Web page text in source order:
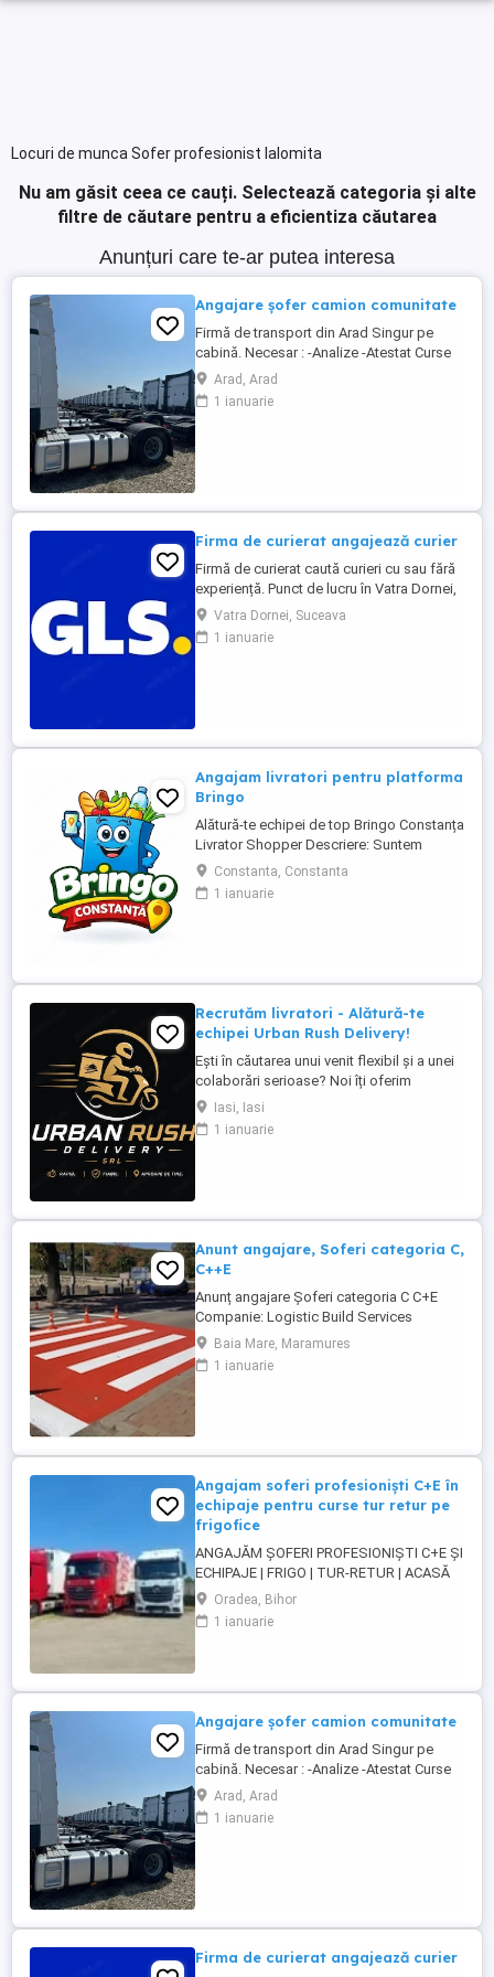
Locuri de munca Sofer profesionist Ialomita
Nu am găsit ceea ce cauți. Selectează categoria și alte
filtre de căutare pentru a eficientiza căutarea
Anunțuri care te-ar putea interesa
Angajare șofer camion comunitate
Firmă de transport din Arad Singur pe
cabină. Necesar : -Analize -Atestat Curse
circuit in 15 zile 3 zile libere 30 zile 7 zile
libere 8 săptămâni 14 zile libere
Austria,Cehia,Germania,Belgia, Franța,
Arad, Arad
1 ianuarie
Firma de curierat angajează curier
Firmă de curierat caută curieri cu sau fără
experiență. Punct de lucru în Vatra Dornei,
jud. Suceava Program de lucru de L - V
Weekend liber. Cerințe: - permis cat. B
obținut cu minim 3 ani în urmă; - studii
Vatra Dornei, Suceava
1 ianuarie
Angajam livratori pentru platforma
Bringo
Alătură-te echipei de top Bringo Constanța
Livrator Shopper Descriere: Suntem
echipa de top Bringo din Constanța,
fruntași la număr de comenzi, target-uri
atinse și tips-uri primite de la clienți. Acum
Constanta, Constanta
1 ianuarie
Recrutăm livratori - Alătură-te
echipei Urban Rush Delivery!
Ești în căutarea unui venit flexibil și a unei
colaborări serioase? Noi îți oferim
posibilitatea să livrezi prin cele mai mari
platforme de livrare din România, într-un
mediu profesionist și transparent. Ce îți
Iasi, Iasi
1 ianuarie
Anunt angajare, Soferi categoria C,
C++E
Anunț angajare Șoferi categoria C C+E
Companie: Logistic Build Services
Solution Locație: Antwerpen (Belgia)
Începere: imediată Descriere post:
Transport și manipulare echipamente
Baia Mare, Maramures
1 ianuarie
Angajam soferi profesioniști C+E în
echipaje pentru curse tur retur pe
frigofice
ANGAJĂM ȘOFERI PROFESIONIȘTI C+E ȘI
ECHIPAJE | FRIGO | TUR-RETUR | ACASĂ
SĂPTĂMÂNAL | ORADEA Companie de
transport din Oradea angajează șoferi
profesioniști categoria C+E și echipaje
frigorifice. Căutăm persoane serioase,
responsabile ...
Oradea, Bihor
1 ianuarie
Angajare șofer camion comunitate
Firmă de transport din Arad Singur pe
cabină. Necesar : -Analize -Atestat Curse
circuit in 15 zile 3 zile libere 30 zile 7 zile
libere 8 săptămâni 14 zile libere
Austria,Cehia,Germania,Belgia, Franța,
Arad, Arad
1 ianuarie
Firma de curierat angajează curier